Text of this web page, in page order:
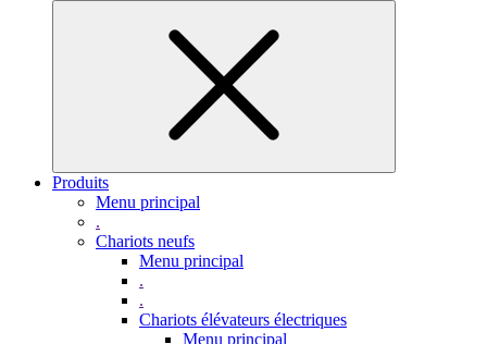
Produits
Menu principal
.
Chariots neufs
Menu principal
.
.
Chariots élévateurs électriques
Menu principal